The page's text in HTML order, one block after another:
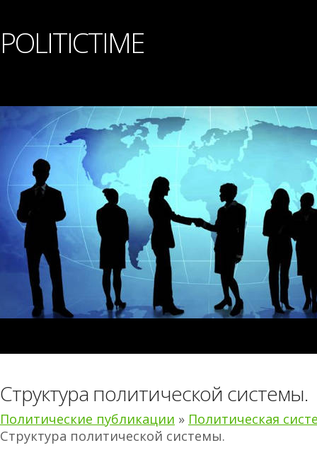
POLITICTIME
Структура политической системы.
Политические публикации » Политическая
Структура политической системы.